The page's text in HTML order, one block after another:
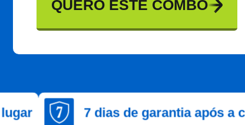
QUERO ESTE COMBO
7 dias de garantia após a compra